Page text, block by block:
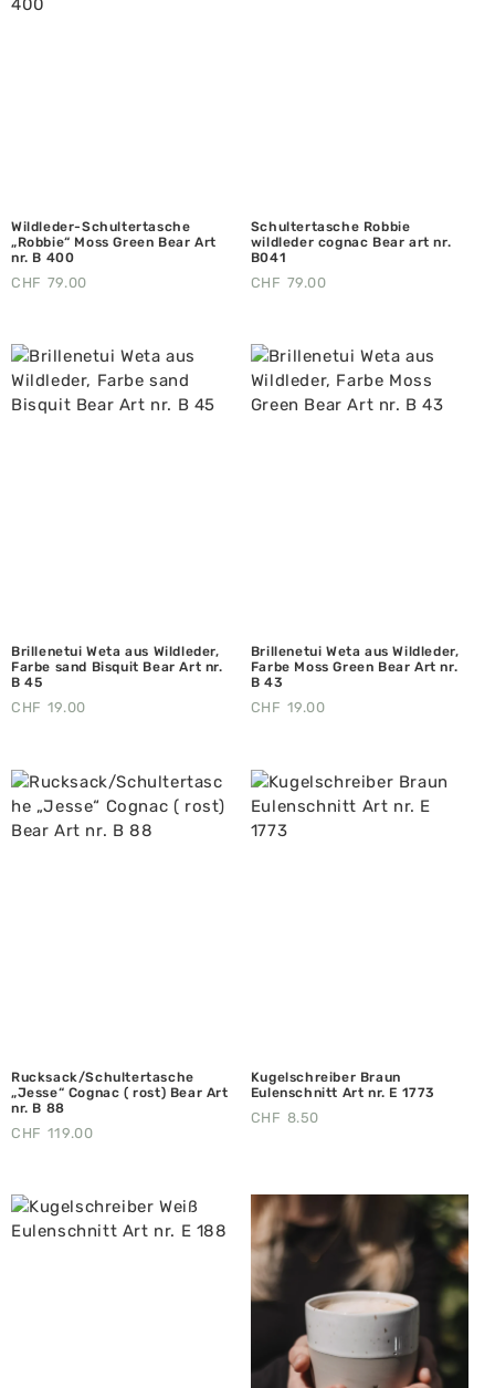
Wildleder-Schultertasche
„Robbie“ Moss Green Bear Art
nr. B 400
CHF 79.00
Schultertasche Robbie
wildleder cognac Bear art nr.
B041
CHF 79.00
Brillenetui Weta aus Wildleder,
Farbe sand Bisquit Bear Art nr.
B 45
CHF 19.00
Brillenetui Weta aus Wildleder,
Farbe Moss Green Bear Art nr.
B 43
CHF 19.00
Rucksack/Schultertasche
„Jesse“ Cognac ( rost) Bear Art
nr. B 88
CHF 119.00
Kugelschreiber Braun
Eulenschnitt Art nr. E 1773
CHF 8.50